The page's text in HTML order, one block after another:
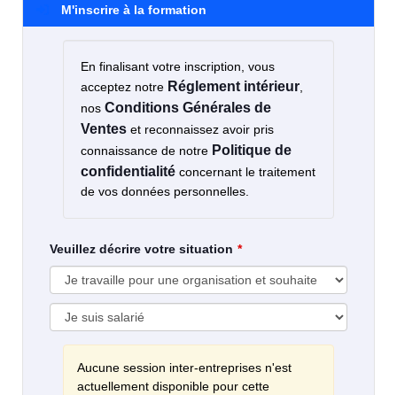
M'inscrire à la formation
En finalisant votre inscription, vous
acceptez notre Réglement intérieur
nos Conditions Générales de
Ventes et reconnaissez avoir pris
connaissance de notre Politique de
confidentialité concernant le traitement
de vos données personnelles.
Veuillez décrire votre situation
Aucune session inter-entreprises n'est
actuellement disponible pour cette